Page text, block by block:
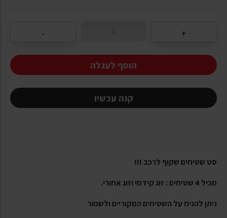
הוסף לעגלה
קנה עכשיו
סט שטיחים שקוף לרכב !!!
מכיל 4 שטיחים : זוג קידמי וזוג אחורי.
ניתן להניח על השטיחים המקוריים ולשמור